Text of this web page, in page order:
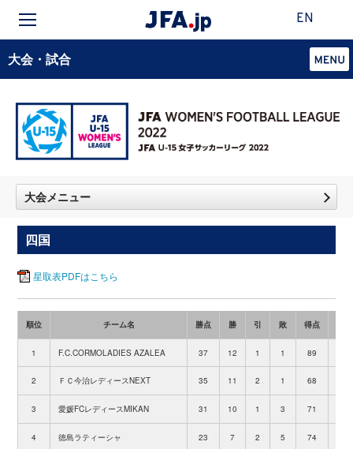
EN
大会・試合
大会メニュー
四国
星取表PDFはこちら
順位 チーム名 勝点 勝 引 敗 得点
1 F.C.CORMOLADIES AZALEA 37 12 1 1 89
2 ＦＣ今治レディースNEXT 35 11 2 1 68
3 愛媛FCレディースMIKAN 31 10 1 3 71
4 徳島ラティーシャ 23 7 2 5 74